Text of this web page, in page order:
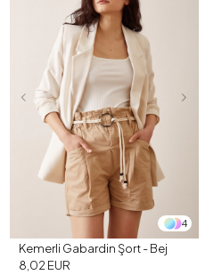
4
Kemerli Gabardin Şort - Bej
8,02 EUR